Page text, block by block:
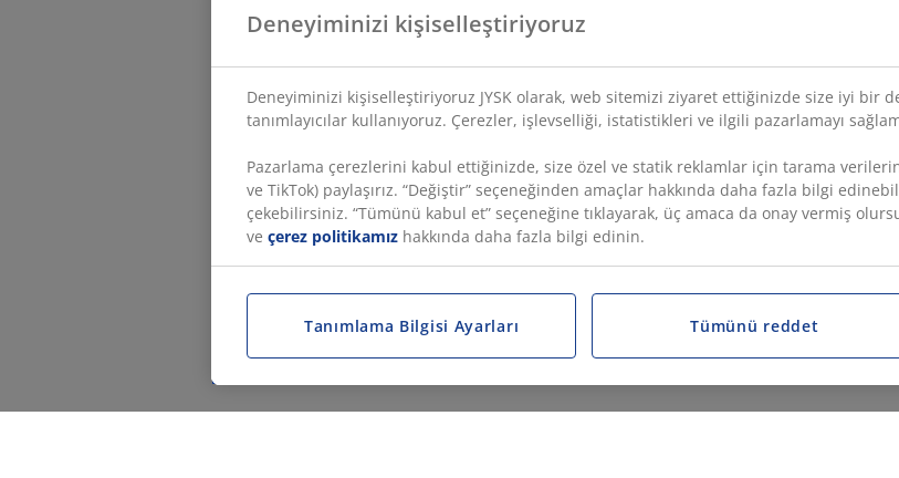
Deneyiminizi kişiselleştiriyoruz
Deneyiminizi kişiselleştiriyoruz JYSK olarak, web sitemizi ziyaret ettiğinizde size iyi bir
tanımlayıcılar kullanıyoruz. Çerezler, işlevselliği, istatistikleri ve ilgili pazarlamayı
Pazarlama çerezlerini kabul ettiğinizde, size özel ve statik reklamlar için tarama
ve TikTok) paylaşırız. “Değiştir” seçeneğinden amaçlar hakkında daha fazla bilgi
çekebilirsiniz. “Tümünü kabul et” seçeneğine tıklayarak, üç amaca da onay vermiş
ve çerez politikamız hakkında daha fazla bilgi edinin.
Tanımlama Bilgisi Ayarları Tümünü reddet